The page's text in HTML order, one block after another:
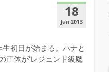
18
Jun 2013
初日が始まる。ハナと
正体が‘レジェンド級魔